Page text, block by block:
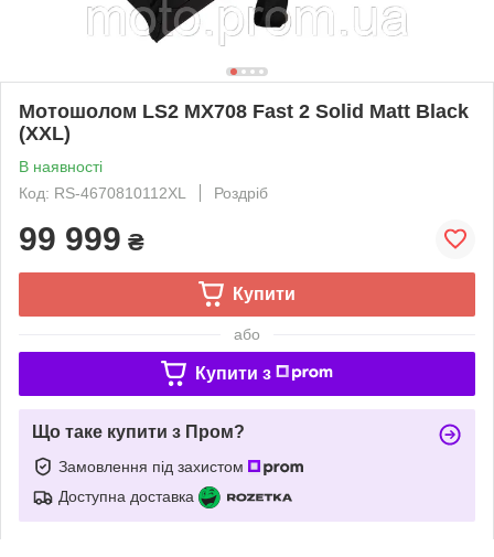
Мотошолом LS2 MX708 Fast 2 Solid Matt Black
(XXL)
В наявності
Код: RS-4670810112XL
Роздріб
99 999 ₴
Купити
або
Купити з
Що таке купити з Пром?
Замовлення під захистом
Доступна доставка